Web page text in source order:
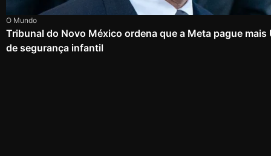
O Mundo
Tribunal do Novo México ordena que a Meta pague mais
de segurança infantil